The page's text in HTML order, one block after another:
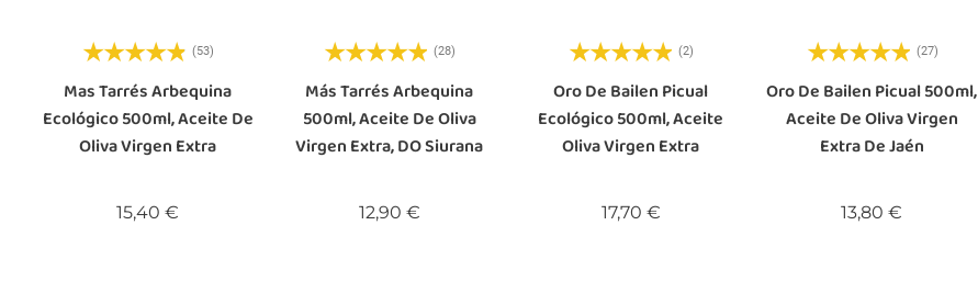
(53)
Mas Tarrés Arbequina
Ecológico 500ml, Aceite De
Oliva Virgen Extra
15,40 €
(28)
Más Tarrés Arbequina
500ml, Aceite De Oliva
Virgen Extra, DO Siurana
12,90 €Precio
(2)
Oro De Bailen Picual
Ecológico 500ml, Aceite
Oliva Virgen Extra
17,70 €Precio
(27)
Oro De Bailen Picual 500ml,
Aceite De Oliva Virgen
Extra De Jaén
13,80 €